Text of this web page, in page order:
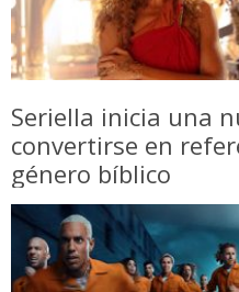
Seriella inicia una
convertirse en
género bíblico